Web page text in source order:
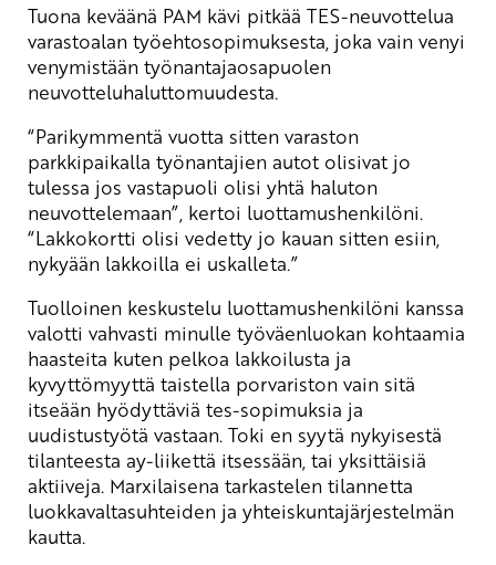
Tuona keväänä PAM kävi pitkää TES-neuvottelua
varastoalan työehtosopimuksesta, joka vain venyi
venymistään työnantajaosapuolen
neuvotteluhaluttomuudesta.
“Parikymmentä vuotta sitten varaston
parkkipaikalla työnantajien autot olisivat jo
tulessa jos vastapuoli olisi yhtä haluton
neuvottelemaan”, kertoi luottamushenkilöni.
“Lakkokortti olisi vedetty jo kauan sitten esiin,
nykyään lakkoilla ei uskalleta.”
Tuolloinen keskustelu luottamushenkilöni kanssa
valotti vahvasti minulle työväenluokan kohtaamia
haasteita kuten pelkoa lakkoilusta ja
kyvyttömyyttä taistella porvariston vain sitä
itseään hyödyttäviä tes-sopimuksia ja
uudistustyötä vastaan. Toki en syytä nykyisestä
tilanteesta ay-liikettä itsessään, tai yksittäisiä
aktiiveja. Marxilaisena tarkastelen tilannetta
luokkavaltasuhteiden ja yhteiskuntajärjestelmän
kautta.